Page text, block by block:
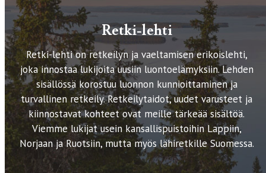
Retki-lehti
Retki-lehti on retkeilyn ja vaeltamisen erikoislehti,
joka innostaa lukijoita uusiin luontoelämyksiin. Lehden
sisällössä korostuu luonnon kunnioittaminen ja
turvallinen retkeily. Retkeilytaidot, uudet varusteet ja
kiinnostavat kohteet ovat meille tärkeää sisältöä.
Viemme lukijat usein kansallispuistoihin Lappiin,
Norjaan ja Ruotsiin, mutta myös lähiretkille Suomessa.